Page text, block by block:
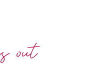
out